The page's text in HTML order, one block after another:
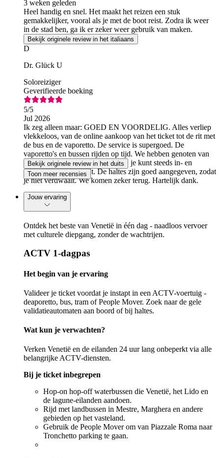
3 weken geleden
Heel handig en snel. Het maakt het reizen een stuk
gemakkelijker, vooral als je met de boot reist. Zodra ik weer
in de stad ben, ga ik er zeker weer gebruik van maken.
Bekijk originele review in het italiaans
D
Dr. Glück U
Soloreiziger
Geverifieerde boeking
5/5
Jul 2026
Ik zeg alleen maar: GOED EN VOORDELIG. Alles verliep
vlekkeloos, van de online aankoop van het ticket tot de rit met
de bus en de vaporetto. De service is supergoed. De
vaporetto's en bussen rijden op tijd. We hebben genoten van
de boottochten met de vaporetto... je kunt steeds in- en
uitstappen waar je wilt. De haltes zijn goed aangegeven, zodat
je niet verdwaalt. We komen zeker terug. Hartelijk dank.
Bekijk originele review in het duits
Toon meer recensies
Jouw ervaring
Ontdek het beste van Venetië in één dag - naadloos vervoer
met culturele diepgang, zonder de wachtrijen.
ACTV 1-dagpas
Het begin van je ervaring
Valideer je ticket voordat je instapt in een ACTV-voertuig -
deaporetto, bus, tram of People Mover. Zoek naar de gele
validatieautomaten aan boord of bij haltes.
Wat kun je verwachten?
Verken Venetië en de eilanden 24 uur lang onbeperkt via alle
belangrijke ACTV-diensten.
Bij je ticket inbegrepen
Hop-on hop-off waterbussen die Venetië, het Lido en
de lagune-eilanden aandoen.
Rijd met landbussen in Mestre, Marghera en andere
gebieden op het vasteland.
Gebruik de People Mover om van Piazzale Roma naar
Tronchetto parking te gaan.